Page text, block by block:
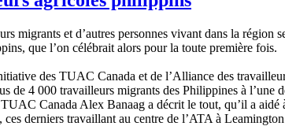
migrants et d’autres personnes vivant dans la région
que l’on célébrait alors pour la toute première fois.
des TUAC Canada et de l’Alliance des
de 4 000 travailleurs migrants des Philippines à l’une
Canada Alex Banaag a décrit le tout, qu’il a
derniers travaillant au centre de l’ATA à